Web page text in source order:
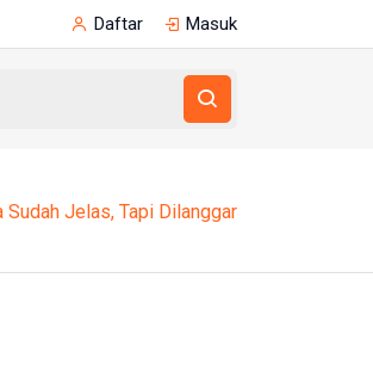
Daftar Masuk
Jelas, Tapi Dilanggar